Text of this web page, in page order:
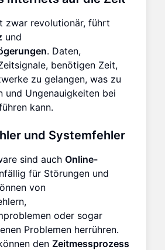
zwar revolutionär, führt
und
. Daten,
benötigen Zeit,
zu gelangen, was zu
und Ungenauigkeiten bei
kann.
und Systemfehler
sind auch Online-
für Störungen und
von
oder sogar
Problemen herrühren.
den Zeitmessprozess